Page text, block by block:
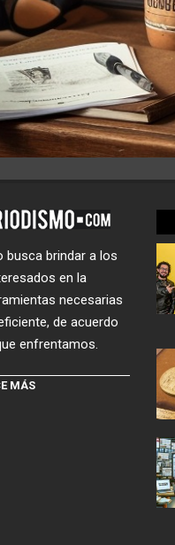
busca brindar a los
en la
necesarias
de acuerdo
enfrentamos.
MÁS